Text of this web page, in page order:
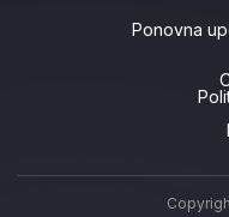
Ponovna